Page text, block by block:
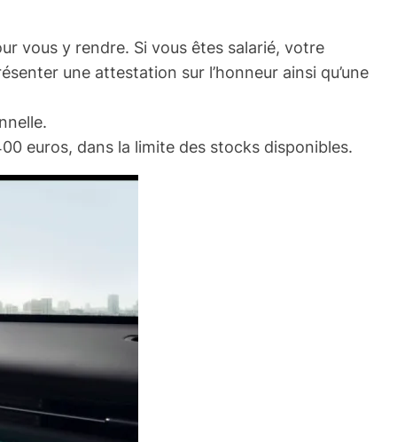
vous y rendre. Si vous êtes salarié, votre
une attestation sur l’honneur ainsi qu’une
euros, dans la limite des stocks disponibles.